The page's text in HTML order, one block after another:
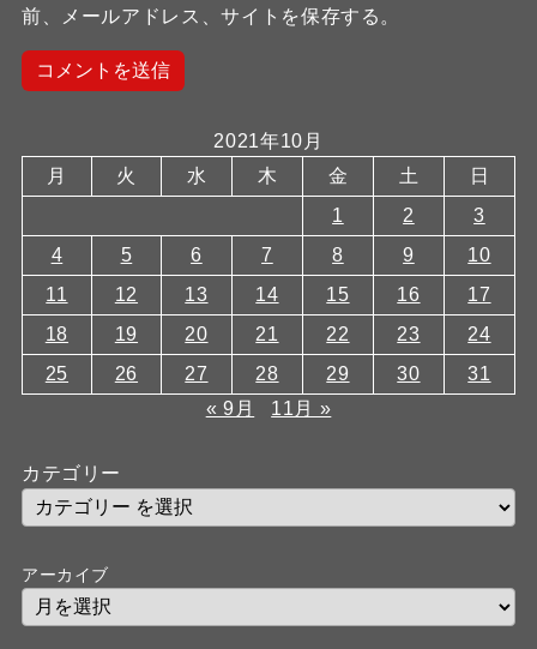
前、メールアドレス、サイトを保存する。
2021年10月
月
火 水 木 金 土
日
1
2
3
4
5 6 7 8 9
10
11
12 13 14 15 16
17
18
19 20 21 22 23
24
25
26 27 28 29 30
31
« 9月
11月 »
カテゴリー
アーカイブ